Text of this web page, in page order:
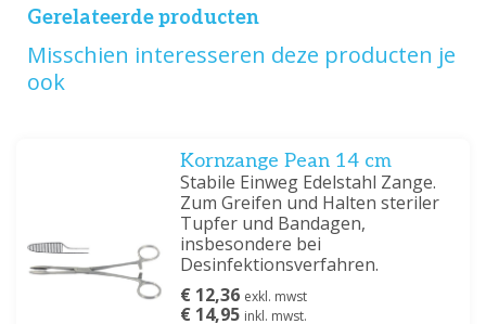
Gerelateerde producten
Misschien interesseren deze producten je
ook
Kornzange Pean 14 cm
Stabile Einweg Edelstahl Zange.
Zum Greifen und Halten steriler
Tupfer und Bandagen,
insbesondere bei
Desinfektionsverfahren.
€ 12,36 exkl. mwst
€ 14,95 inkl. mwst.